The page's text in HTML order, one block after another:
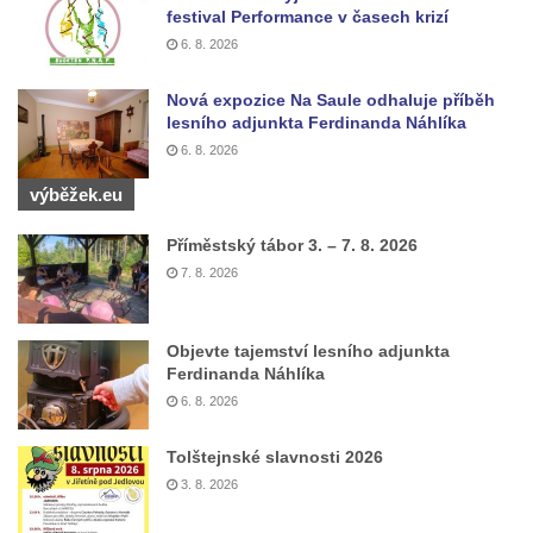
Boží muka u domu čp. 392 na rohu ulic Na
Hradčanech a Palackého v Roudnici nad
Labem
Kříž v centru Liběšic
Kříž na návsi v Chouči
Boží muka na rozcestí východně od Chouče
Kříž na návsi v Lužici
Kříž na návsi v Dobrčicích
Kříž u domu čp. 3 v Chrámcích
Kříž u polní cesty severozápadně od Kozel
Údajný kříž na návsi v Kozlech
Centrální kříž hřbitova v Kozlech
Kříž východně od Oparna u cesty na Lovoš
Pamětní kříž na Lovoši
festival Performance v časech krizí
6. 8. 2026
Nová expozice Na Saule odhaluje příběh
lesního adjunkta Ferdinanda Náhlíka
6. 8. 2026
výběžek.eu
Příměstský tábor 3. – 7. 8. 2026
7. 8. 2026
Objevte tajemství lesního adjunkta
Ferdinanda Náhlíka
6. 8. 2026
Tolštejnské slavnosti 2026
3. 8. 2026